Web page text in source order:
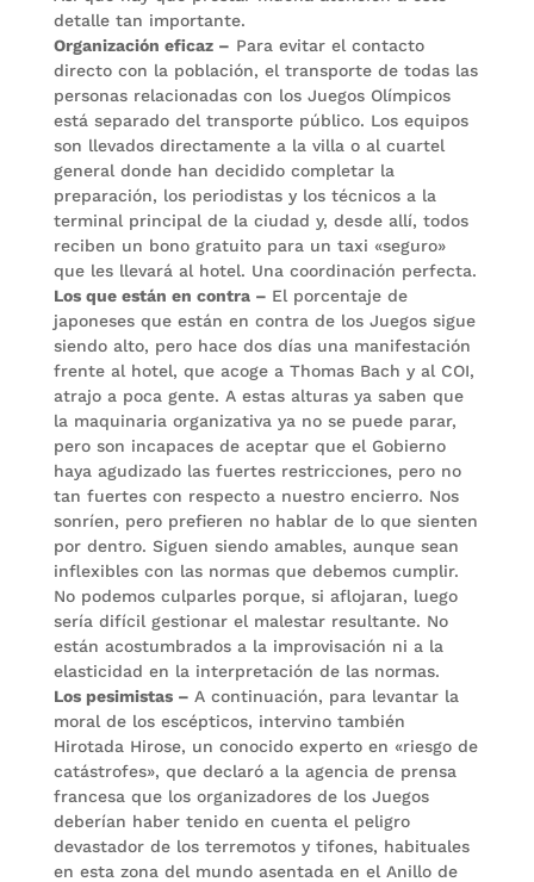
detalle tan importante.
Organización eficaz – Para evitar el contacto
directo con la población, el transporte de todas las
personas relacionadas con los Juegos Olímpicos
está separado del transporte público. Los equipos
son llevados directamente a la villa o al cuartel
general donde han decidido completar la
preparación, los periodistas y los técnicos a la
terminal principal de la ciudad y, desde allí, todos
reciben un bono gratuito para un taxi «seguro»
que les llevará al hotel. Una coordinación perfecta.
Los que están en contra – El porcentaje de
japoneses que están en contra de los Juegos sigue
siendo alto, pero hace dos días una manifestación
frente al hotel, que acoge a Thomas Bach y al COI,
atrajo a poca gente. A estas alturas ya saben que
la maquinaria organizativa ya no se puede parar,
pero son incapaces de aceptar que el Gobierno
haya agudizado las fuertes restricciones, pero no
tan fuertes con respecto a nuestro encierro. Nos
sonríen, pero prefieren no hablar de lo que sienten
por dentro. Siguen siendo amables, aunque sean
inflexibles con las normas que debemos cumplir.
No podemos culparles porque, si aflojaran, luego
sería difícil gestionar el malestar resultante. No
están acostumbrados a la improvisación ni a la
elasticidad en la interpretación de las normas.
Los pesimistas – A continuación, para levantar la
moral de los escépticos, intervino también
Hirotada Hirose, un conocido experto en «riesgo de
catástrofes», que declaró a la agencia de prensa
francesa que los organizadores de los Juegos
deberían haber tenido en cuenta el peligro
devastador de los terremotos y tifones, habituales
en esta zona del mundo asentada en el Anillo de